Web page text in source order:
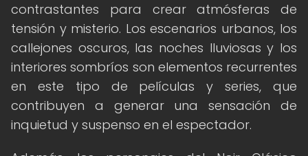
contrastantes para crear atmósferas de
tensión y misterio. Los escenarios urbanos, los
callejones oscuros, las noches lluviosas y los
interiores sombríos son elementos recurrentes
en este tipo de películas y series, que
contribuyen a generar una sensación de
inquietud y suspenso en el espectador.